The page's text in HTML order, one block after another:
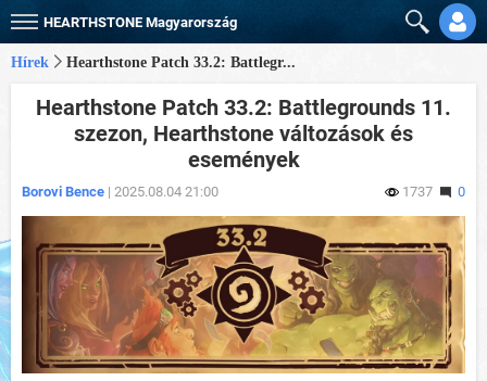
HEARTHSTONE Magyarország
Hírek Hearthstone Patch 33.2: Battlegr...
Hearthstone Patch 33.2: Battlegrounds 11.
szezon, Hearthstone változások és
események
Borovi Bence | 2025.08.04 21:00 1737 0